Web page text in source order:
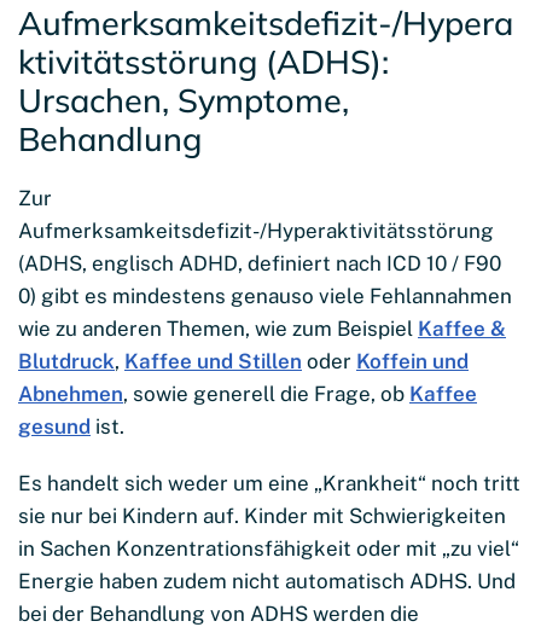
Aufmerksamkeitsdefizit-/Hypera
ktivitätsstörung (ADHS):
Ursachen, Symptome,
Behandlung
Zur
Aufmerksamkeitsdefizit-/Hyperaktivitätsstörung
(ADHS, englisch ADHD, definiert nach ICD 10 / F90
0) gibt es mindestens genauso viele Fehlannahmen
wie zu anderen Themen, wie zum Beispiel Kaffee &
Blutdruck, Kaffee und Stillen oder Koffein und
Abnehmen, sowie generell die Frage, ob Kaffee
gesund ist.
Es handelt sich weder um eine „Krankheit“ noch tritt
sie nur bei Kindern auf. Kinder mit Schwierigkeiten
in Sachen Konzentrationsfähigkeit oder mit „zu viel“
Energie haben zudem nicht automatisch ADHS. Und
bei der Behandlung von ADHS werden die